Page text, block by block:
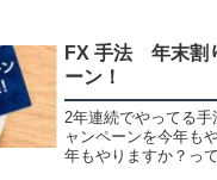
あって国内にした方
たので調べて試し...
FX 手法 年末割
ーン！
2年連続でやってる
ャンペーンを今年も
年もやりますか？っ